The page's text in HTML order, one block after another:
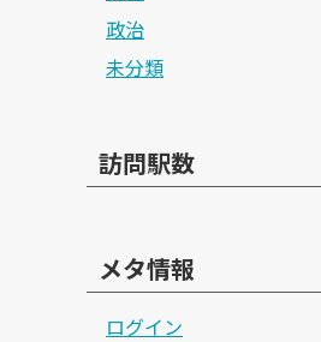
政治
未分類
訪問駅数
メタ情報
ログイン